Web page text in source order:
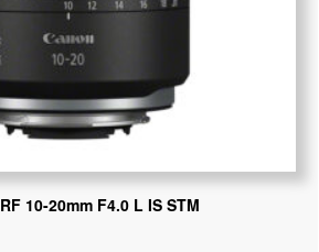
10-20mm F4.0 L IS STM